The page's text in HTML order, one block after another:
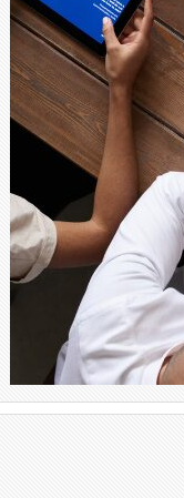
うにしま
密度なス